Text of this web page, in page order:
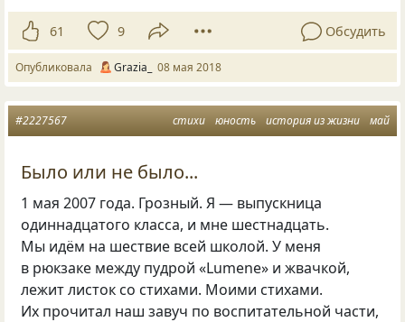
61 9 Обсудить
Опубликовала Grazia_ 08 мая 2018
стихи юность история из жизни май
#2227567
Было или не было...
1 мая 2007 года. Грозный. Я — выпускница
одиннадцатого класса, и мне шестнадцать.
Мы идём на шествие всей школой. У меня
в рюкзаке между пудрой «Lumene» и жвачкой,
лежит листок со стихами. Моими стихами.
Их прочитал наш завуч по воспитательной части,